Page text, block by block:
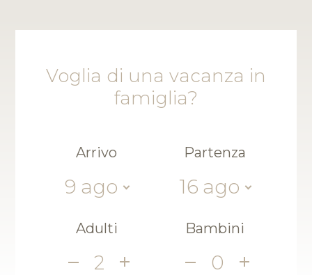
Voglia di una vacanza in
famiglia?
Arrivo
9 ago
Partenza
16 ago
Adulti
2
Bambini
0